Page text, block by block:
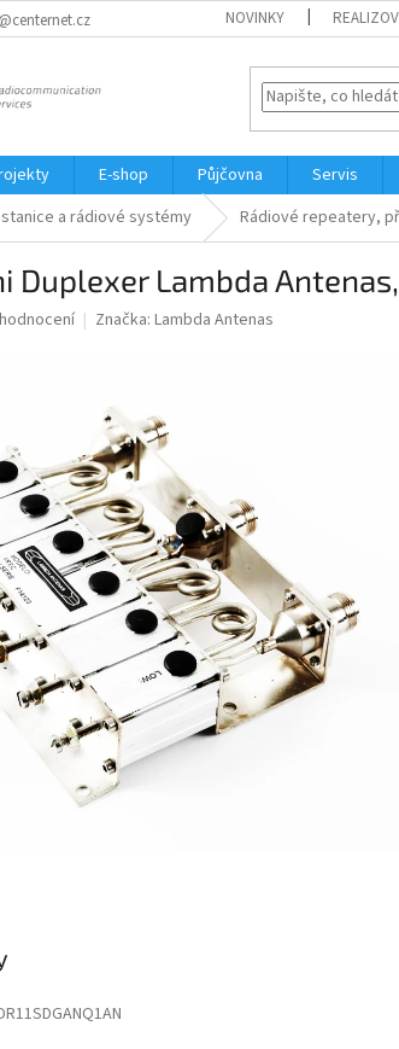
NOVINKY
E-shop Půjčovna Servis
a rádiové systémy Rádiové repeatery,
Duplexer Lambda
Značka: Lambda Antenas